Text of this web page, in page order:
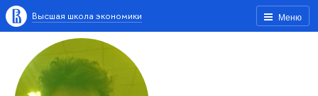
Меню
Высшая школа экономики